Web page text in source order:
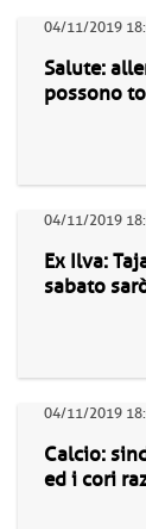
04/11/2019
Salute:
possono
04/11/2019
Ex Ilva:
sabato
04/11/2019
Calcio:
ed i cori